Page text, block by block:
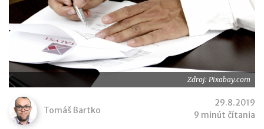
Zdroj: Pixabay.com
Tomáš Bartko
29.8.2019
9 minút čítania